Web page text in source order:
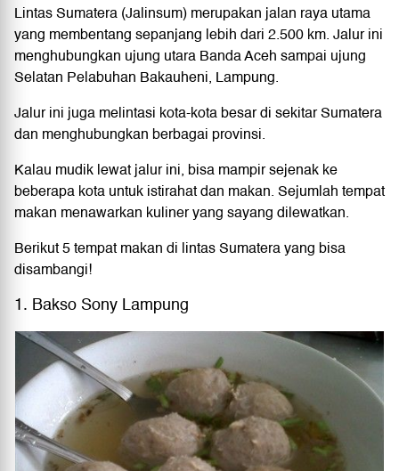
Lintas Sumatera (Jalinsum) merupakan jalan raya utama
yang membentang sepanjang lebih dari 2.500 km. Jalur ini
menghubungkan ujung utara Banda Aceh sampai ujung
Selatan Pelabuhan Bakauheni, Lampung.
Jalur ini juga melintasi kota-kota besar di sekitar Sumatera
dan menghubungkan berbagai provinsi.
Kalau mudik lewat jalur ini, bisa mampir sejenak ke
beberapa kota untuk istirahat dan makan. Sejumlah tempat
makan menawarkan kuliner yang sayang dilewatkan.
Berikut 5 tempat makan di lintas Sumatera yang bisa
disambangi!
1. Bakso Sony Lampung